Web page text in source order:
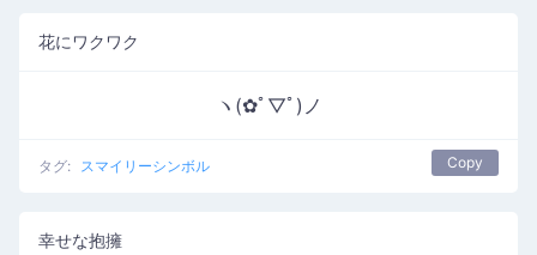
花にワクワク
ヽ(✿ﾟ▽ﾟ)ノ
タグ: スマイリーシンボル Copy
幸せな抱擁